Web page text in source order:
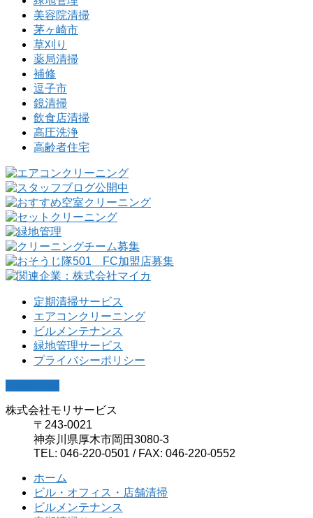
美容院清掃
茅ヶ崎市
草刈り
薬局清掃
補修
逗子市
鏡清掃
飲食店清掃
高圧洗浄
高齢者住宅
定期清掃サービス
エアコンクリーニング
ビルメンテナンス
緑地管理サービス
プライバシーポリシー
株式会社モリサービス
〒243-0021
神奈川県厚木市岡田3080-3
TEL: 046-220-0501 / FAX: 046-220-0552
ホーム
ビル・オフィス・店舗清掃
ビルメンテナンス